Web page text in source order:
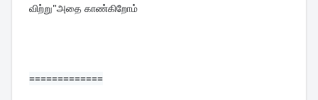
விற்று"அதை காண்கிறோம்
=============